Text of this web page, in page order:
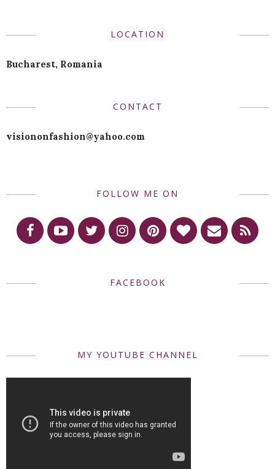
LOCATION
Bucharest, Romania
CONTACT
visiononfashion@yahoo.com
FOLLOW ME ON
FACEBOOK
MY YOUTUBE CHANNEL